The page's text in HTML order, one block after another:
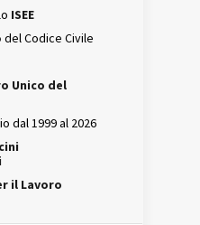
ISEE
del Codice Civile
Unico del
dal 1999 al 2026
il Lavoro